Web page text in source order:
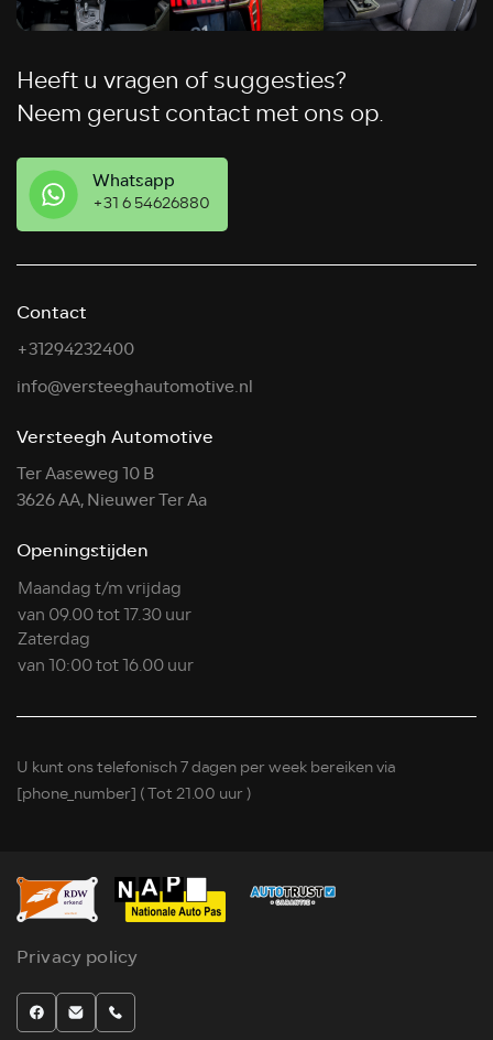
Heeft u vragen of suggesties?
Neem gerust contact met ons op.
Whatsapp
+31 6 54626880
Contact
+31294232400
info@versteeghautomotive.nl
Versteegh Automotive
Ter Aaseweg 10 B
3626 AA, Nieuwer Ter Aa
Openingstijden
Maandag t/m vrijdag
van 09.00 tot 17.30 uur
Zaterdag
van 10:00 tot 16.00 uur
U kunt ons telefonisch 7 dagen per week bereiken via
[phone_number] ( Tot 21.00 uur )
Privacy policy